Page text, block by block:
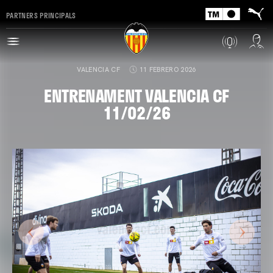
PARTNERS PRINCIPALS
VALENCIA CF 11 FEBRERO 2026
ENTRENAMENT VALENCIA CF
11/02/26